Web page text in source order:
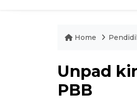
Home
Unpad
PBB